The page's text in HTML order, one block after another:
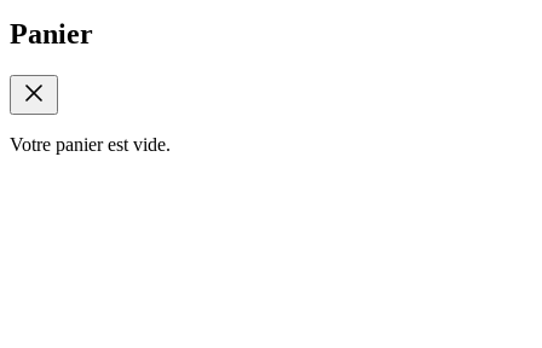
Panier
Votre panier est vide.